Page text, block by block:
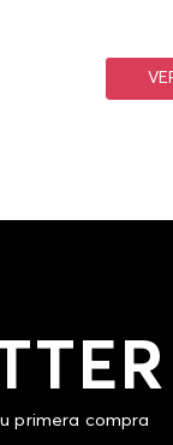
primera compra